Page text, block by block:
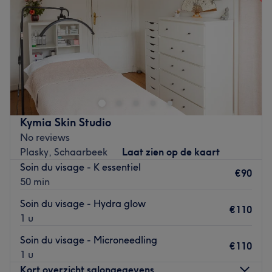
Zaterdag
Gesloten
Zondag
Go to venue
Kymia Skin Studio
No reviews
Plasky, Schaarbeek
Laat zien op de kaart
Soin du visage - K essentiel
50 min
€90
Soin du visage - Hydra glow
1 u
€110
Soin du visage - Microneedling
1 u
€110
Kort overzicht salongegevens